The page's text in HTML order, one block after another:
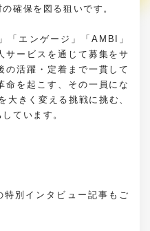
確保を図る狙いです。
「エンゲージ」「AMBI」
サービスを通じて募集をサ
の活躍・定着まで一貫して
命を起こす、その一員にな
きく変える挑戦に挑む、
ています。
別インタビュー記事もご